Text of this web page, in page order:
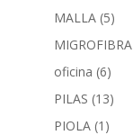
MALLA (5)
MIGROFIBRA
oficina (6)
PILAS (13)
PIOLA (1)